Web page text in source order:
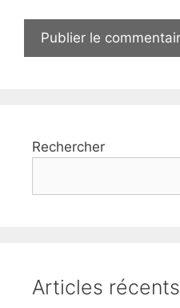
Rechercher
Articles récents